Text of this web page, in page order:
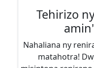
Tehirizo
Nahaliana ny
matahotra!